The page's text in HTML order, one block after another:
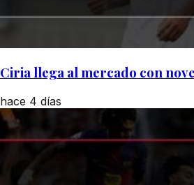
Ciria llega al mercado con
hace 4 días